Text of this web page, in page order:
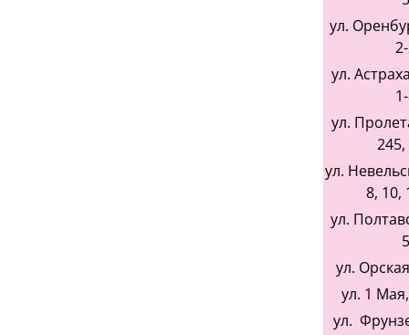
ул.
ул.
ул.
ул.
8, 10,
ул.
ул.
ул. 1
ул.